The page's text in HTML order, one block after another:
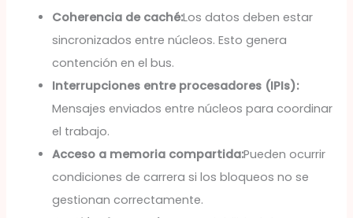
Coherencia de caché:Los datos deben estar
sincronizados entre núcleos. Esto genera
contención en el bus.
Interrupciones entre procesadores (IPIs):
Mensajes enviados entre núcleos para coordinar
el trabajo.
Acceso a memoria compartida:Pueden ocurrir
condiciones de carrera si los bloqueos no se
gestionan correctamente.